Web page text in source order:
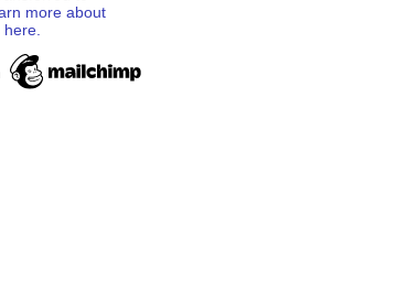
more about